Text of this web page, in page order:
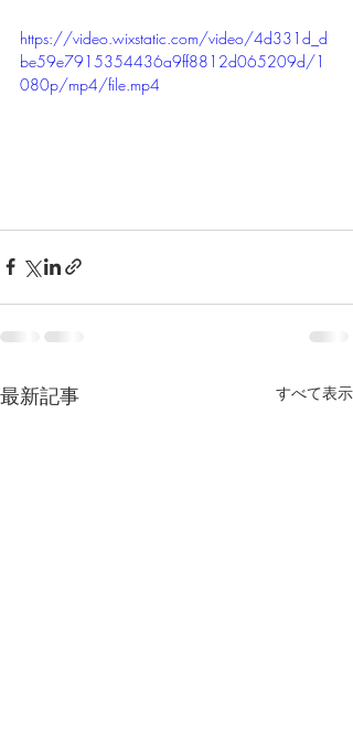
https://video.wixstatic.com/video/4d331d_d
be59e7915354436a9ff8812d065209d/1
080p/mp4/file.mp4
最新記事 すべて表示